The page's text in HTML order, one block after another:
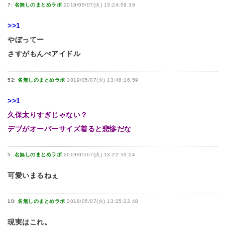
7: 名無しのまとめラボ 2019/05/07(火) 13:24:09.39
>>1
やぼってー
さすがもんぺアイドル
52: 名無しのまとめラボ 2019/05/07(火) 13:48:16.59
>>1
久保太りすぎじゃない？
デブがオーバーサイズ着ると悲惨だな
5: 名無しのまとめラボ 2019/05/07(火) 13:22:59.24
可愛いまるねぇ
10: 名無しのまとめラボ 2019/05/07(火) 13:25:22.48
現実はこれ。